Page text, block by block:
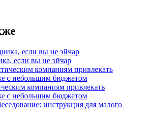
если вы не эйчар
компаниям привлекать
с небольшим бюджетом